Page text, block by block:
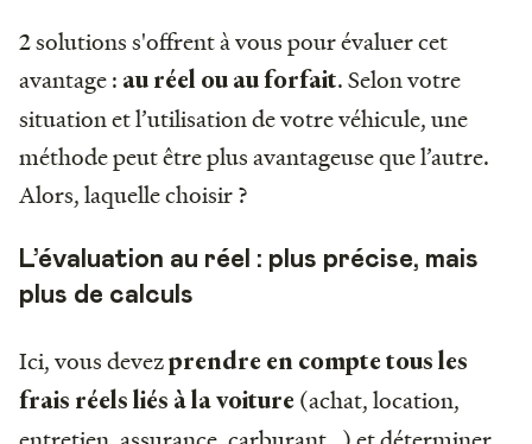
2 solutions s'offrent à vous pour évaluer cet
avantage : au réel ou au forfait. Selon votre
situation et l’utilisation de votre véhicule, une
méthode peut être plus avantageuse que l’autre.
Alors, laquelle choisir ?
L’évaluation au réel : plus précise, mais
plus de calculs
Ici, vous devezprendre en compte tous les
frais réels liés à la voiture (achat, location,